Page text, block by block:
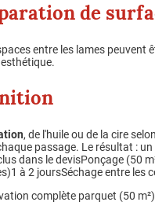
de
entre les lames
, de l'huile ou de la cire
passage. Le résultat :
dans le devisPonçage (50
à 2 joursSéchage entre les
complète parquet (50 m²)